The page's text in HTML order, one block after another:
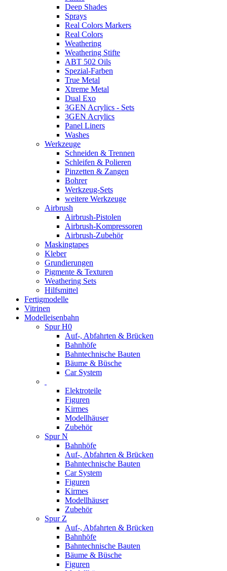
Deep Shades
Sprays
Real Colors Markers
Real Colors
Weathering
Weathering Stifte
ABT 502 Oils
Spezial-Farben
True Metal
Xtreme Metal
Dual Exo
3GEN Acrylics - Sets
3GEN Acrylics
Panel Liners
Washes
Werkzeuge
Schneiden & Trennen
Schleifen & Polieren
Pinzetten & Zangen
Bohrer
Werkzeug-Sets
weitere Werkzeuge
Airbrush
Airbrush-Pistolen
Airbrush-Kompressoren
Airbrush-Zubehör
Maskingtapes
Kleber
Grundierungen
Pigmente & Texturen
Weathering Sets
Hilfsmittel
Fertigmodelle
Vitrinen
Modelleisenbahn
Spur H0
Auf-, Abfahrten & Brücken
Bahnhöfe
Bahntechnische Bauten
Bäume & Büsche
Car System
Elektroteile
Figuren
Kirmes
Modellhäuser
Zubehör
Spur N
Bahnhöfe
Auf-, Abfahrten & Brücken
Bahntechnische Bauten
Car System
Figuren
Kirmes
Modellhäuser
Zubehör
Spur Z
Auf-, Abfahrten & Brücken
Bahnhöfe
Bahntechnische Bauten
Bäume & Büsche
Figuren